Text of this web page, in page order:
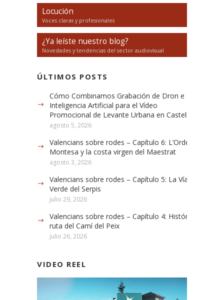
Locución
Voces claras y profesionales
¿Ya leíste nuestro blog?
Novedades y tendencias del sector audiovisual
ÚLTIMOS POSTS
Cómo Combinamos Grabación de Dron e
Inteligencia Artificial para el Vídeo
Promocional de Levante Urbana en Castellón
agosto 5, 2026
Valencians sobre rodes – Capítulo 6: L’Orde de
Montesa y la costa virgen del Maestrat
agosto 3, 2026
Valencians sobre rodes – Capítulo 5: La Vía
Verde del Serpis
julio 29, 2026
Valencians sobre rodes – Capítulo 4: Histórica
ruta del Camí del Peix
julio 26, 2026
VIDEO REEL